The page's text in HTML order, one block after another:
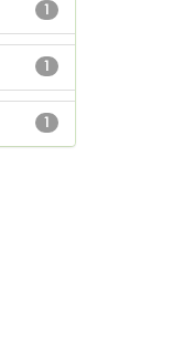
1
1
1